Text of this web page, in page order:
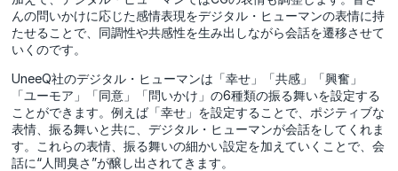
んの問いかけに応じた感情表現をデジタル・ヒューマンの表情に持
たせることで、同調性や共感性を生み出しながら会話を遷移させて
いくのです。
UneeQ社のデジタル・ヒューマンは「幸せ」「共感」「興奮」
「ユーモア」「同意」「問いかけ」の6種類の振る舞いを設定する
ことができます。例えば「幸せ」を設定することで、ポジティブな
表情、振る舞いと共に、デジタル・ヒューマンが会話をしてくれま
す。これらの表情、振る舞いの細かい設定を加えていくことで、会
話に“人間臭さ”が醸し出されてきます。